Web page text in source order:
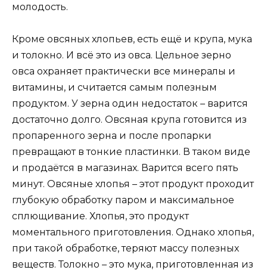
молодость.
Кроме овсяных хлопьев, есть ещё и крупа, мука
и толокно. И всё это из овса. Цельное зерно
овса охраняет практически все минералы и
витамины, и считается самым полезным
продуктом. У зерна один недостаток – варится
достаточно долго. Овсяная крупа готовится из
пропаренного зерна и после пропарки
превращают в тонкие пластинки. В таком виде
и продаётся в магазинах. Варится всего пять
минут. Овсяные хлопья – этот продукт проходит
глубокую обработку паром и максимальное
сплющивание. Хлопья, это продукт
моментального приготовления. Однако хлопья,
при такой обработке, теряют массу полезных
веществ. Толокно – это мука, приготовленная из